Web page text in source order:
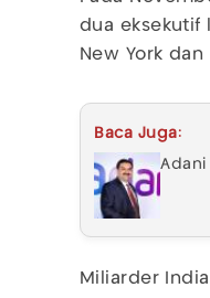
dua eksekutif
New York
Baca Juga:
Adani
Miliarder